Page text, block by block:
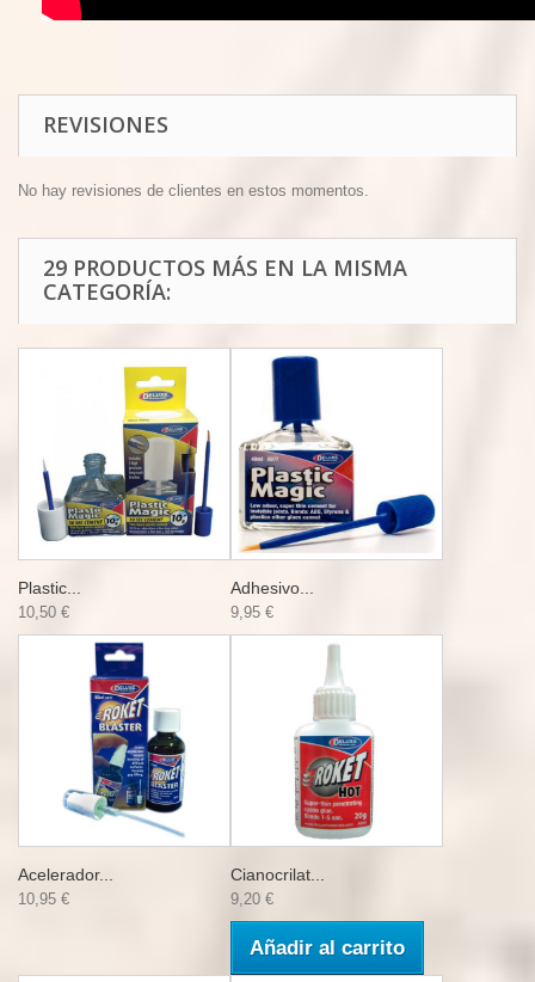
REVISIONES
No hay revisiones de clientes en estos momentos.
29 PRODUCTOS MÁS EN LA MISMA
CATEGORÍA:
Plastic...
10,50 €
Adhesivo...
9,95 €
Acelerador...
10,95 €
Cianocrilat...
9,20 €
Añadir al carrito